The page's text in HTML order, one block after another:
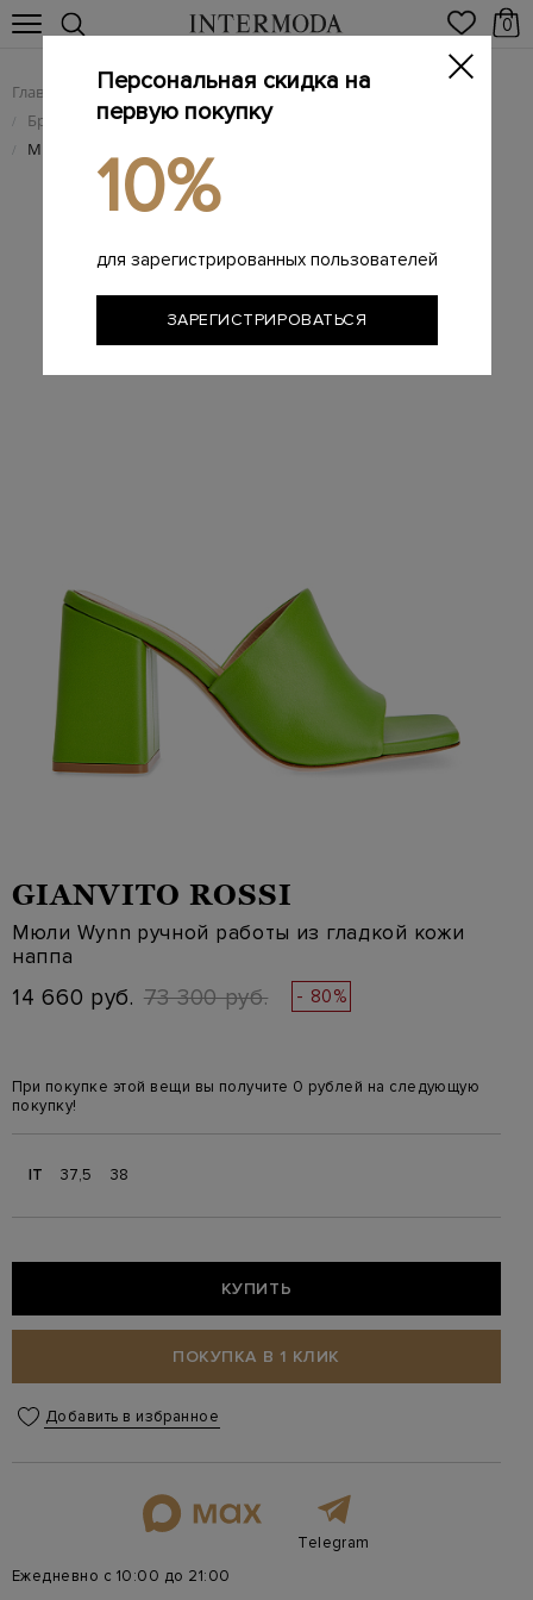
0
Главная Женщинам / Женская обувь
/ Брендовые женские сабо, мюли
/ Мюли Wynn ручной работы из гладкой кожи наппа
GIANVITO ROSSI
Мюли Wynn ручной работы из гладкой кожи
наппа
14 660 руб. 73 300 руб. - 80%
При покупке этой вещи вы получите 0 рублей на следующую
покупку!
IT 37,5 38
КУПИТЬ
ПОКУПКА В 1 КЛИК
Добавить в избранное
Telegram
Ежедневно с 10:00 до 21:00
Персональная скидка на
первую покупку
10%
для зарегистрированных пользователей
ЗАРЕГИСТРИРОВАТЬСЯ